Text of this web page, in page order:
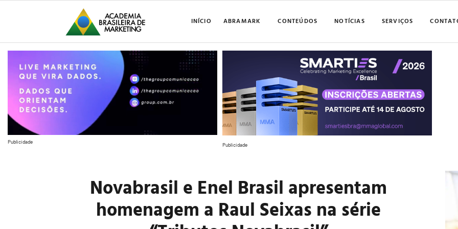
INÍCIO ABRAMARK CONTEÚDOS NOTÍCIAS SERVIÇOS
Publicidade Publicidade
Novabrasil e Enel Brasil apresentam
homenagem a Raul Seixas na série